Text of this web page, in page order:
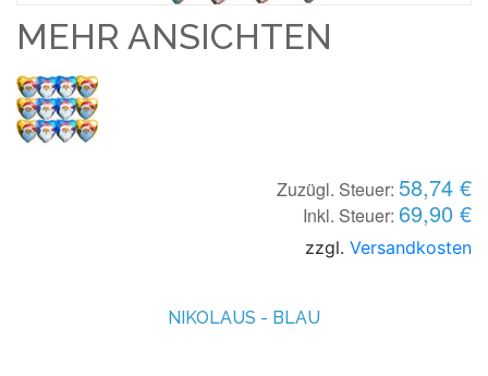
MEHR ANSICHTEN
Zuzügl. Steuer: 58,74 €
Inkl. Steuer: 69,90 €
zzgl. Versandkosten
NIKOLAUS - BLAU